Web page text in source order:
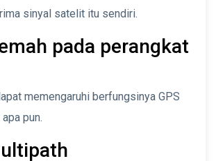
sinyal satelit itu sendiri.
pada perangkat
memengaruhi berfungsinya GPS
pun.